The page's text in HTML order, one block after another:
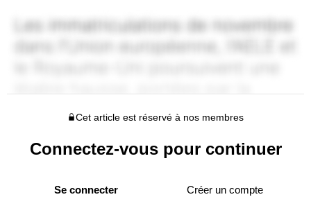
Cet article est réservé à nos membres
Connectez-vous pour continuer
Se connecter Créer un compte